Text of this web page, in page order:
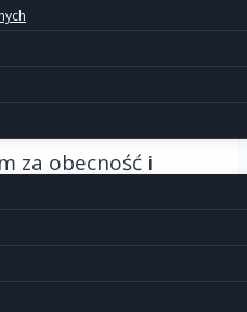
i zachwycający –
geograficznej!
za obecność i